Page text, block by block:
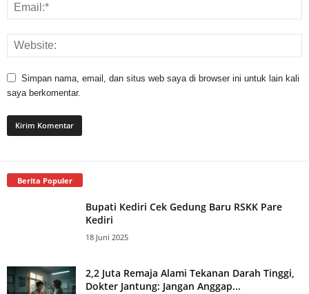
Simpan nama, email, dan situs web saya di browser ini untuk lain kali
saya berkomentar.
Berita Populer
Bupati Kediri Cek Gedung Baru RSKK Pare
Kediri
18 Juni 2025
2,2 Juta Remaja Alami Tekanan Darah Tinggi,
Dokter Jantung: Jangan Anggap...